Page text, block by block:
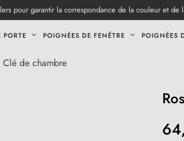
pour garantir la correspondance de la couleur et
PORTE POIGNÉES DE FENÊTRE POIGNÉES
Clé de chambre